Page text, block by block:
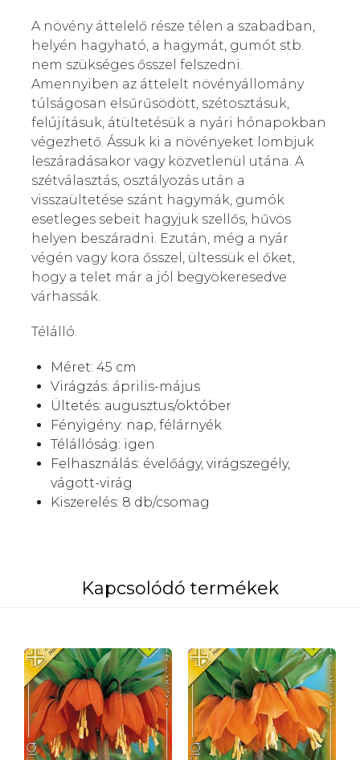
A növény áttelelő része télen a szabadban,
helyén hagyható, a hagymát, gumót stb.
nem szükséges ősszel felszedni.
Amennyiben az áttelelt növényállomány
túlságosan elsűrűsödött, szétosztásuk,
felújításuk, átültetésük a nyári hónapokban
végezhető. Ássuk ki a növényeket lombjuk
leszáradásakor vagy közvetlenül utána. A
szétválasztás, osztályozás után a
visszaültetése szánt hagymák, gumók
esetleges sebeit hagyjuk szellős, hűvös
helyen beszáradni. Ezután, még a nyár
végén vagy kora ősszel, ültessük el őket,
hogy a telet már a jól begyökeresedve
várhassák.
Télálló.
Méret: 45 cm
Virágzás: április-május
Ültetés: augusztus/október
Fényigény: nap, félárnyék
Télállóság: igen
Felhasználás: évelőágy, virágszegély,
vágott-virág
Kiszerelés: 8 db/csomag
Kapcsolódó termékek